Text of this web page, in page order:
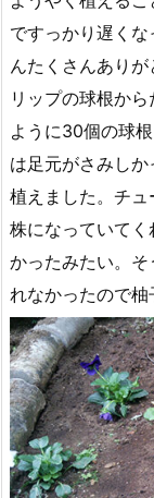
ですっかり遅く
んたくさんあり
リップの球根か
ように30個の球
は足元がさみし
植えました。チ
株になっていて
かったみたい。
れなかったので柚